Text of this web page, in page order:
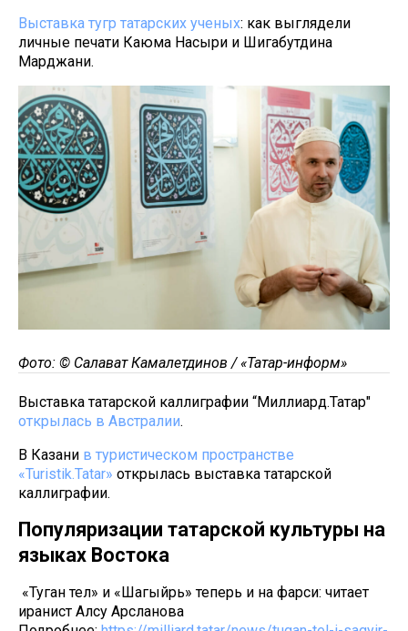
Выставка тугр татарских ученых: как выглядели
личные печати Каюма Насыри и Шигабутдина
Марджани.
Фото: © Салават Камалетдинов / «Татар-информ»
Выставка татарской каллиграфии “Миллиард.Татар"
открылась в Австралии.
В Казани в туристическом пространстве
«Turistik.Tatar» открылась выставка татарской
каллиграфии.
Популяризации татарской культуры на
языках Востока
«Туган тел» и «Шагыйрь» теперь и на фарси: читает
иранист Алсу Арсланова